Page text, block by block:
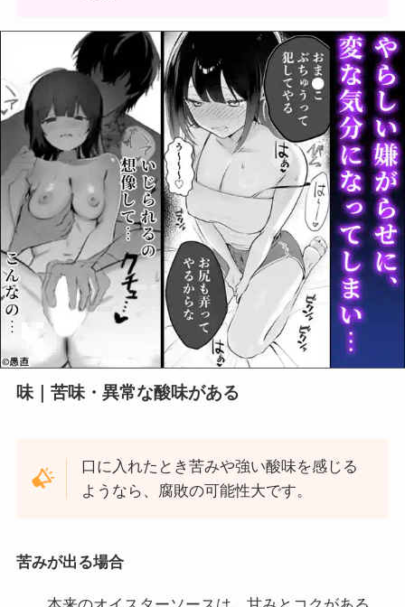
味｜苦味・異常な酸味がある
口に入れたとき苦みや強い酸味を感じる
ようなら、腐敗の可能性大です。
苦みが出る場合